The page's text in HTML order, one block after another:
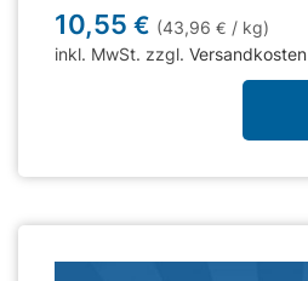
10,55 € (43,96 € / kg)
inkl. MwSt. zzgl. Versandkosten